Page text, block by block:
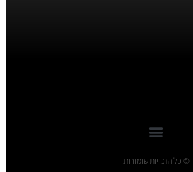
© כל הזכויות שומורות